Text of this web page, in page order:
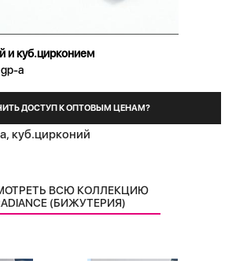
и куб.цирконием
a
ДОСТУП К ОПТОВЫМ ЦЕНАМ?
куб.цирконий
ВСЮ КОЛЛЕКЦИЮ
(БИЖУТЕРИЯ)